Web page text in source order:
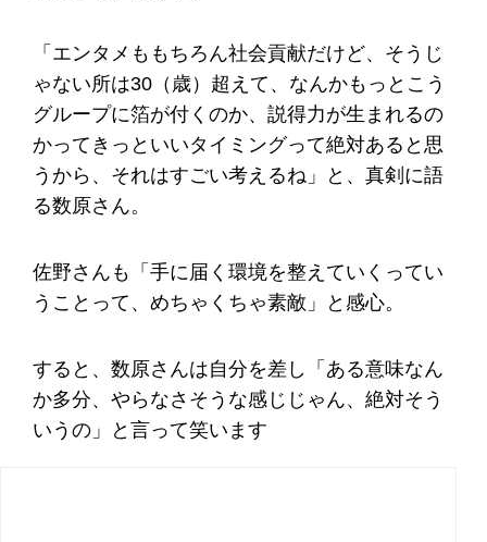
「エンタメももちろん社会貢献だけど、そうじ
ゃない所は30（歳）超えて、なんかもっとこう
グループに箔が付くのか、説得力が生まれるの
かってきっといいタイミングって絶対あると思
うから、それはすごい考えるね」と、真剣に語
る数原さん。
佐野さんも「手に届く環境を整えていくってい
うことって、めちゃくちゃ素敵」と感心。
すると、数原さんは自分を差し「ある意味なん
か多分、やらなさそうな感じじゃん、絶対そう
いうの」と言って笑います